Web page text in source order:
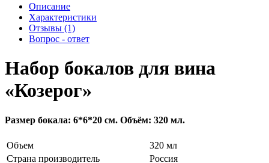
Описание
Характеристики
Отзывы (1)
Вопрос - ответ
Набор бокалов для вина
«Козерог»
Размер бокала: 6*6*20 см. Объём: 320 мл.
Объем
320 мл
Страна производитель
Россия